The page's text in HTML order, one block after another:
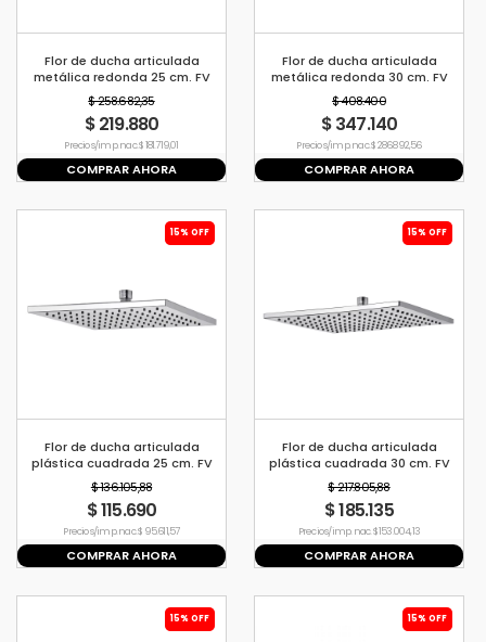
Flor de ducha articulada
metálica redonda 25 cm. FV
$ 258.682,35
$ 219.880
Precio s/imp. nac. $ 181.719,01
COMPRAR AHORA
Flor de ducha articulada
metálica redonda 30 cm. FV
$ 408.400
$ 347.140
Precio s/imp. nac. $ 286.892,56
COMPRAR AHORA
15% OFF
Flor de ducha articulada
plástica cuadrada 25 cm. FV
$ 136.105,88
$ 115.690
Precio s/imp. nac. $ 95.611,57
COMPRAR AHORA
15% OFF
Flor de ducha articulada
plástica cuadrada 30 cm. FV
$ 217.805,88
$ 185.135
Precio s/imp. nac. $ 153.004,13
COMPRAR AHORA
15% OFF 15% OFF